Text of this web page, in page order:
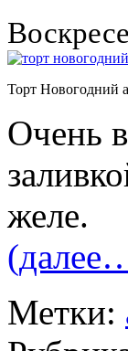
Торт Новогодний
Очень
желе.
Метки: